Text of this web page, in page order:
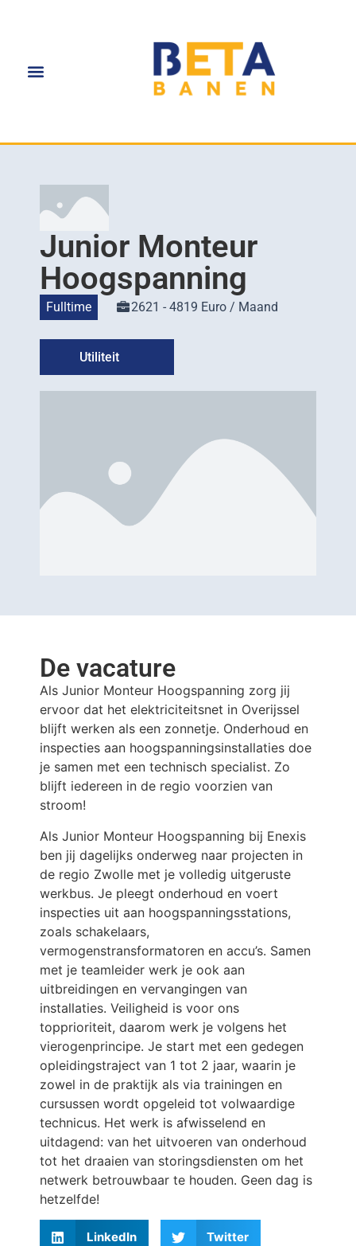
Junior Monteur
Hoogspanning
Fulltime 2621 - 4819 Euro / Maand
Utiliteit
De vacature
Als Junior Monteur Hoogspanning zorg jij
ervoor dat het elektriciteitsnet in Overijssel
blijft werken als een zonnetje. Onderhoud en
inspecties aan hoogspanningsinstallaties doe
je samen met een technisch specialist. Zo
blijft iedereen in de regio voorzien van
stroom!
Als Junior Monteur Hoogspanning bij Enexis
ben jij dagelijks onderweg naar projecten in
de regio Zwolle met je volledig uitgeruste
werkbus. Je pleegt onderhoud en voert
inspecties uit aan hoogspanningsstations,
zoals schakelaars,
vermogenstransformatoren en accu’s. Samen
met je teamleider werk je ook aan
uitbreidingen en vervangingen van
installaties. Veiligheid is voor ons
topprioriteit, daarom werk je volgens het
vierogenprincipe. Je start met een gedegen
opleidingstraject van 1 tot 2 jaar, waarin je
zowel in de praktijk als via trainingen en
cursussen wordt opgeleid tot volwaardige
technicus. Het werk is afwisselend en
uitdagend: van het uitvoeren van onderhoud
tot het draaien van storingsdiensten om het
netwerk betrouwbaar te houden. Geen dag is
hetzelfde!
LinkedIn Twitter